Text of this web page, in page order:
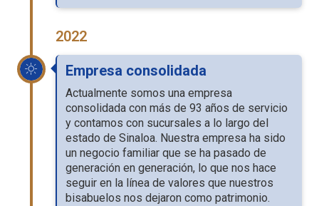
2022
Empresa consolidada
Actualmente somos una empresa
consolidada con más de 93 años de servicio
y contamos con sucursales a lo largo del
estado de Sinaloa. Nuestra empresa ha sido
un negocio familiar que se ha pasado de
generación en generación, lo que nos hace
seguir en la línea de valores que nuestros
bisabuelos nos dejaron como patrimonio.